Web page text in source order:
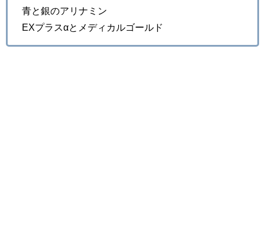
青と銀のアリナミン
EXプラスαとメディカルゴールド